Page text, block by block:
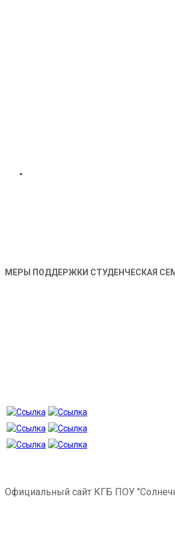
МЕРЫ ПОДДЕРЖКИ СТУДЕНЧЕСКАЯ
Официальный сайт КГБ ПОУ